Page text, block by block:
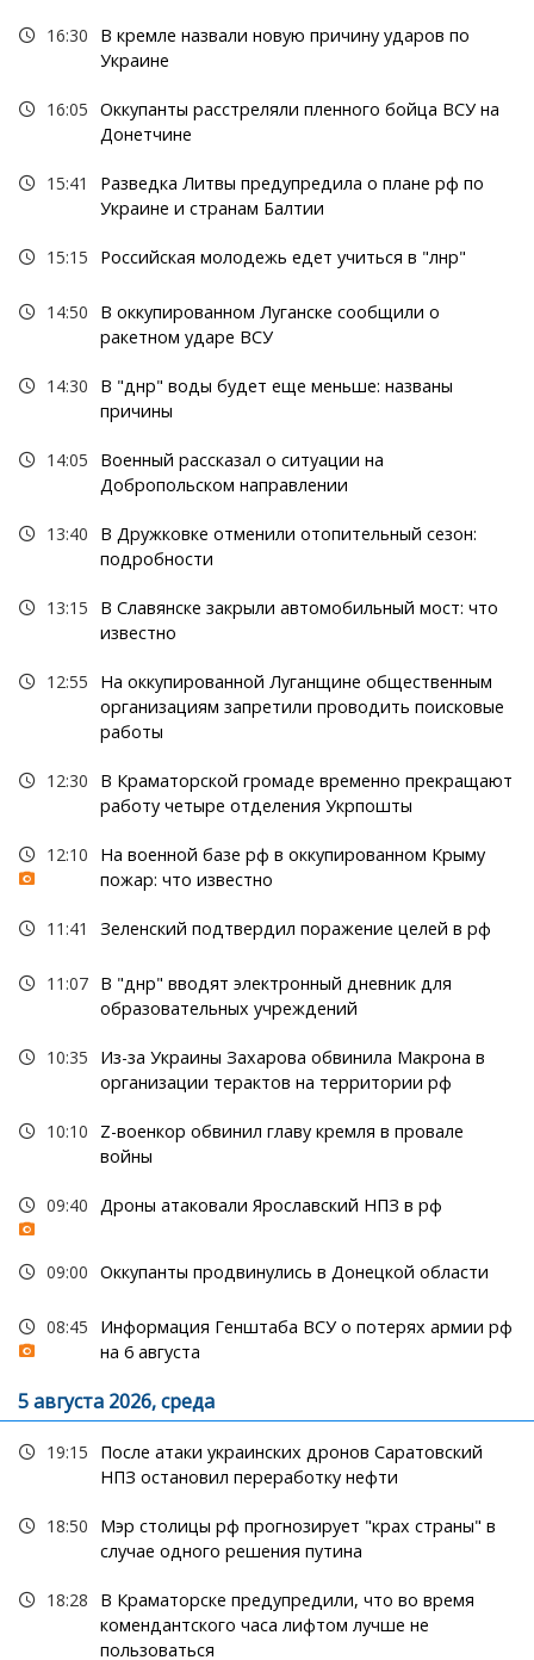
16:30
В кремле назвали новую причину ударов по
Украине
16:05 Оккупанты расстреляли пленного бойца ВСУ на
Донетчине
15:41
Разведка Литвы предупредила о плане рф по
Украине и странам Балтии
15:15 Российская молодежь едет учиться в "лнр"
14:50
В оккупированном Луганске сообщили о
ракетном ударе ВСУ
14:30
В "днр" воды будет еще меньше: названы
причины
14:05
Военный рассказал о ситуации на
Добропольском направлении
13:40
В Дружковке отменили отопительный сезон:
подробности
13:15
В Славянске закрыли автомобильный мост: что
известно
12:55
На оккупированной Луганщине общественным
организациям запретили проводить поисковые
работы
12:30
В Краматорской громаде временно прекращают
работу четыре отделения Укрпошты
12:10
На военной базе рф в оккупированном Крыму
пожар: что известно
11:41 Зеленский подтвердил поражение целей в рф
11:07 В "днр" вводят электронный дневник для
образовательных учреждений
10:35
Из-за Украины Захарова обвинила Макрона в
организации терактов на территории рф
10:10
Z-военкор обвинил главу кремля в провале
войны
09:40 Дроны атаковали Ярославский НПЗ в рф
09:00 Оккупанты продвинулись в Донецкой области
08:45
Информация Генштаба ВСУ о потерях армии рф
на 6 августа
5 августа 2026, среда
19:15
После атаки украинских дронов Саратовский
НПЗ остановил переработку нефти
18:50
Мэр столицы рф прогнозирует "крах страны" в
случае одного решения путина
18:28
В Краматорске предупредили, что во время
комендантского часа лифтом лучше не
пользоваться